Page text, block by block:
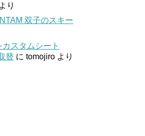
より
双子のスキー
スタムシート
替 に tomojiro より